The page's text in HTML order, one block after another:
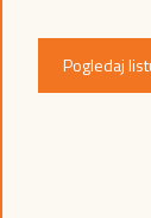
Pogledaj